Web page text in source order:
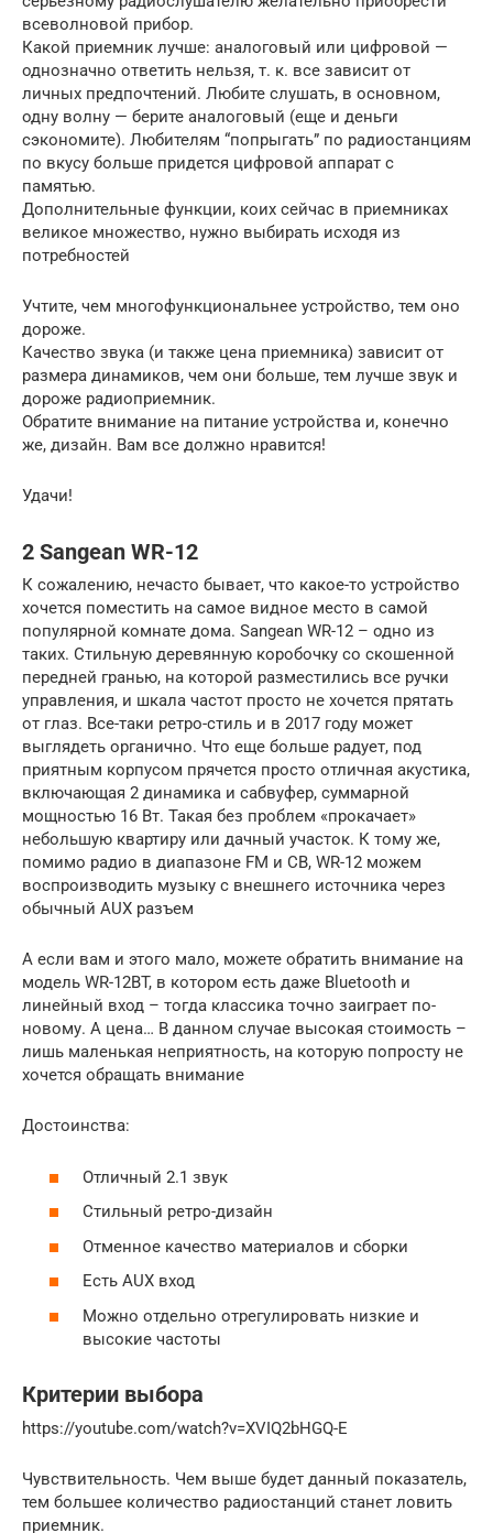
всеволновой прибор.
Какой приемник лучше: аналоговый или цифровой —
однозначно ответить нельзя, т. к. все зависит от
личных предпочтений. Любите слушать, в основном,
одну волну — берите аналоговый (еще и деньги
сэкономите). Любителям “попрыгать” по радиостанциям
по вкусу больше придется цифровой аппарат с
памятью.
Дополнительные функции, коих сейчас в приемниках
великое множество, нужно выбирать исходя из
потребностей
Учтите, чем многофункциональнее устройство, тем оно
дороже.
Качество звука (и также цена приемника) зависит от
размера динамиков, чем они больше, тем лучше звук и
дороже радиоприемник.
Обратите внимание на питание устройства и, конечно
же, дизайн. Вам все должно нравится!
Удачи!
2 Sangean WR-12
К сожалению, нечасто бывает, что какое-то устройство
хочется поместить на самое видное место в самой
популярной комнате дома. Sangean WR-12 – одно из
таких. Стильную деревянную коробочку со скошенной
передней гранью, на которой разместились все ручки
управления, и шкала частот просто не хочется прятать
от глаз. Все-таки ретро-стиль и в 2017 году может
выглядеть органично. Что еще больше радует, под
приятным корпусом прячется просто отличная акустика,
включающая 2 динамика и сабвуфер, суммарной
мощностью 16 Вт. Такая без проблем «прокачает»
небольшую квартиру или дачный участок. К тому же,
помимо радио в диапазоне FM и СВ, WR-12 можем
воспроизводить музыку с внешнего источника через
обычный AUX разъем
А если вам и этого мало, можете обратить внимание на
модель WR-12BT, в котором есть даже Bluetooth и
линейный вход – тогда классика точно заиграет по-
новому. А цена… В данном случае высокая стоимость –
лишь маленькая неприятность, на которую попросту не
хочется обращать внимание
Достоинства:
Отличный 2.1 звук
Стильный ретро-дизайн
Отменное качество материалов и сборки
Есть AUX вход
Можно отдельно отрегулировать низкие и
высокие частоты
Критерии выбора
https://youtube.com/watch?v=XVIQ2bHGQ-E
Чувствительность. Чем выше будет данный показатель,
тем большее количество радиостанций станет ловить
приемник.